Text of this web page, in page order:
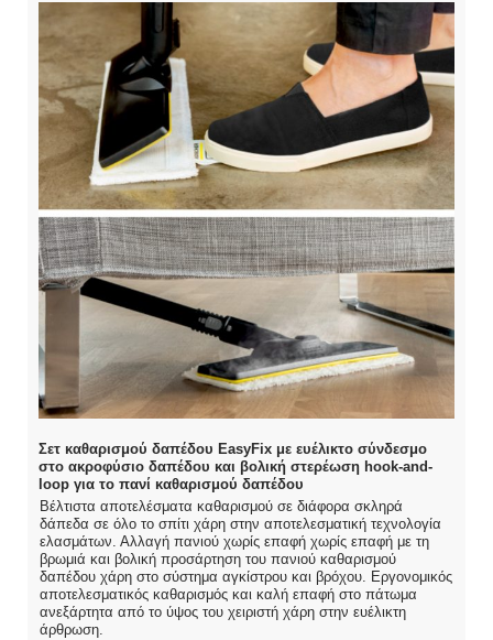
Σετ καθαρισμού δαπέδου EasyFix με ευέλικτο σύνδεσμο
στο ακροφύσιο δαπέδου και βολική στερέωση hook-and-
loop για το πανί καθαρισμού δαπέδου
Βέλτιστα αποτελέσματα καθαρισμού σε διάφορα σκληρά
δάπεδα σε όλο το σπίτι χάρη στην αποτελεσματική τεχνολογία
ελασμάτων. Αλλαγή πανιού χωρίς επαφή χωρίς επαφή με τη
βρωμιά και βολική προσάρτηση του πανιού καθαρισμού
δαπέδου χάρη στο σύστημα αγκίστρου και βρόχου. Εργονομικός
αποτελεσματικός καθαρισμός και καλή επαφή στο πάτωμα
ανεξάρτητα από το ύψος του χειριστή χάρη στην ευέλικτη
άρθρωση.